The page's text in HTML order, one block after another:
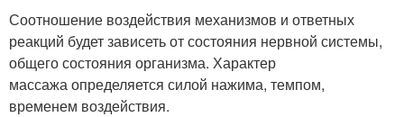
Соотношение воздействия механизмов и ответных
реакций будет зависеть от состояния нервной системы,
общего состояния организма. Характер
массажа определяется силой нажима, темпом,
временем воздействия.